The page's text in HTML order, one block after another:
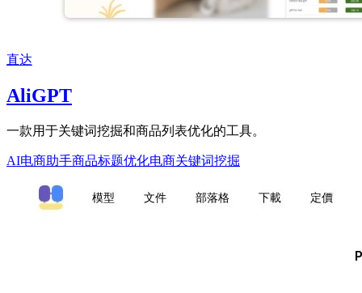
直达
AliGPT
一款用于关键词挖掘和商品列表优化的工具。
AI电商助手商品标题优化电商关键词挖掘